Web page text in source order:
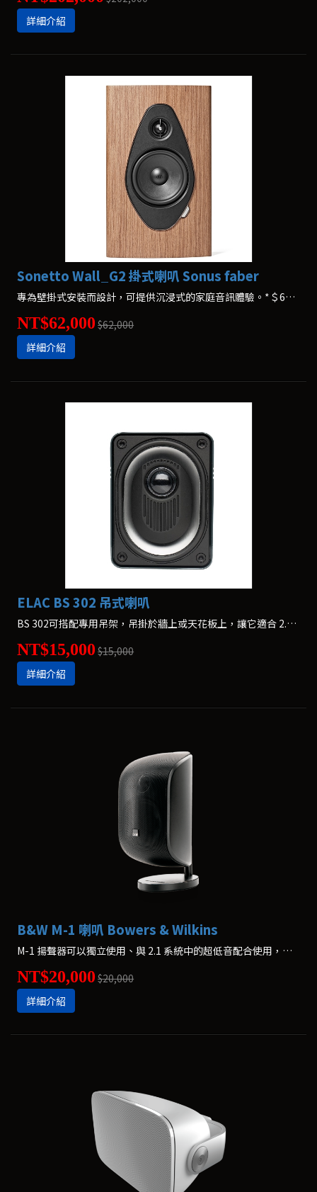
詳細介紹
Sonetto Wall_G2 掛式喇叭 Sonus faber
專為壁掛式安裝而設計，可提供沉浸式的家庭音訊體驗。*＄62,000（一支）
NT$62,000 $62,000
詳細介紹
ELAC BS 302 吊式喇叭
BS 302可搭配專用吊架，吊掛於牆上或天花板上，讓它適合 2.1 及環繞聲使用。*價格為一支
NT$15,000 $15,000
詳細介紹
B&W M-1 喇叭 Bowers & Wilkins
M-1 揚聲器可以獨立使用、與 2.1 系統中的超低音配合使用，或者作為我們屢獲殊榮的家庭影院系統中的一部分進行使用。*價格為一支，不含腳架
NT$20,000 $20,000
詳細介紹